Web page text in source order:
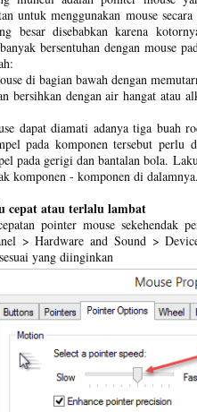
untuk menggunakan mouse
besar disebabkan karena
bersentuhan dengan mouse
di bagian bawah dengan
bersihkan dengan air hangat atau
dapat diamati adanya tiga buah
pada komponen tersebut perlu
pada gerigi dan bantalan bola.
komponen - komponen di dalamnya.
cepat atau terlalu lambat
pointer mouse sekehendak
> Hardware and Sound >
yang diinginkan